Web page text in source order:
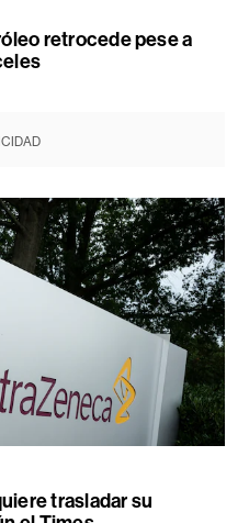
retrocede pese a
trasladar su